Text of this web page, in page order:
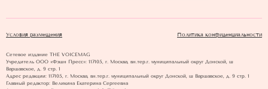
Условия размещения Политика конфиденциальности
Сетевое издание THE VOICEMAG
Учредитель ООО «Фэшн Пресс»: 117105, г. Москва, вн.тер.г. муниципальный округ Донской, ш
Варшавское, д. 9 стр. 1
Адрес редакции: 117105, г. Москва, вн.тер.г. муниципальный округ Донской, ш Варшавское, д. 9 стр. 1
Главный редактор: Великина Екатерина Сергеевна